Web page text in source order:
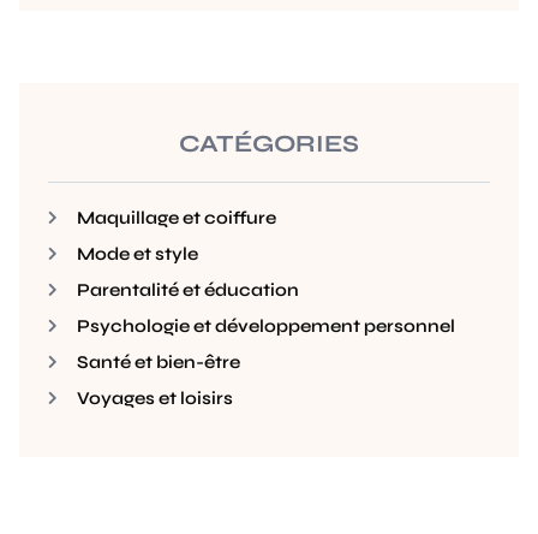
CATÉGORIES
Maquillage et coiffure
Mode et style
Parentalité et éducation
Psychologie et développement personnel
Santé et bien-être
Voyages et loisirs